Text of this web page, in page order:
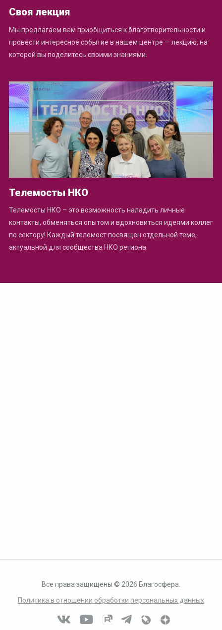
Телемосты НКО
Телемосты НКО – это возможность наладить личные
контакты, обменяться опытом и вдохновиться идеями коллег
по сектору! Каждый телемост посвящен отдельной теме,
актуальной для сообщества НКО региона
Своя лекция
Мы предлагаем вам приобщиться к благотворительности и
провести интересное событие в нашем центре — лекцию, на
которой вы поделитесь своими знаниями.
Все права защищены © 2026 Благосфера.
Политика в отношении обработки персональных данных